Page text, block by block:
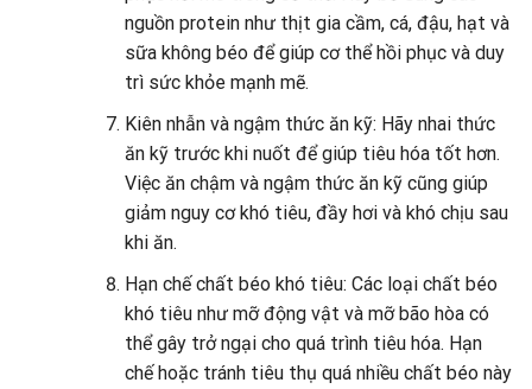
nguồn protein như thịt gia cầm, cá, đậu, hạt và
sữa không béo để giúp cơ thể hồi phục và duy
trì sức khỏe mạnh mẽ.
Kiên nhẫn và ngậm thức ăn kỹ: Hãy nhai thức
ăn kỹ trước khi nuốt để giúp tiêu hóa tốt hơn.
Việc ăn chậm và ngậm thức ăn kỹ cũng giúp
giảm nguy cơ khó tiêu, đầy hơi và khó chịu sau
khi ăn.
Hạn chế chất béo khó tiêu: Các loại chất béo
khó tiêu như mỡ động vật và mỡ bão hòa có
thể gây trở ngại cho quá trình tiêu hóa. Hạn
chế hoặc tránh tiêu thụ quá nhiều chất béo này